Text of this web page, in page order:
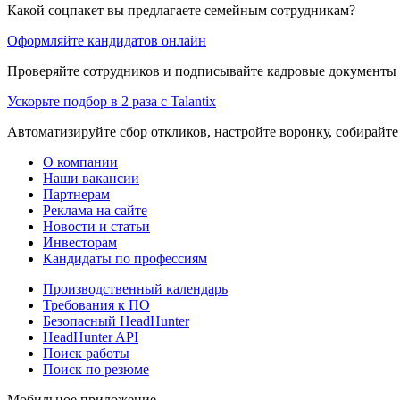
Какой соцпакет вы предлагаете семейным сотрудникам?
Оформляйте кандидатов онлайн
Проверяйте сотрудников и подписывайте кадровые
Ускорьте подбор в 2 раза с Talantix
Автоматизируйте сбор откликов, настройте воронку,
О компании
Наши вакансии
Партнерам
Реклама на сайте
Новости и статьи
Инвесторам
Кандидаты по профессиям
Производственный календарь
Требования к ПО
Безопасный HeadHunter
HeadHunter API
Поиск работы
Поиск по резюме